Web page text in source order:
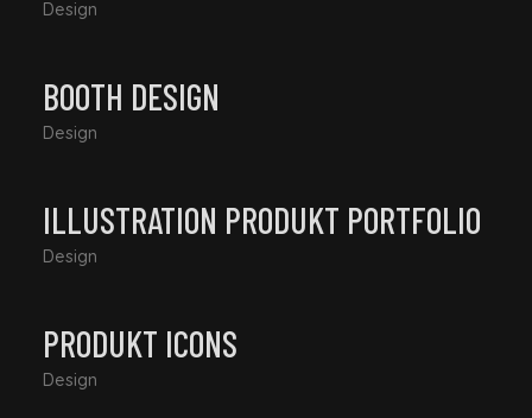
Design
BOOTH DESIGN
Design
ILLUSTRATION PRODUKT PORTFOLIO
Design
PRODUKT ICONS
Design